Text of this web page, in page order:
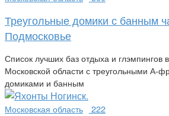
Треугольные домики с банным
Подмосковье
Список лучших баз отдыха и глэмпингов в
Московской области с треугольными А-
домиками и банным
Московская область 222